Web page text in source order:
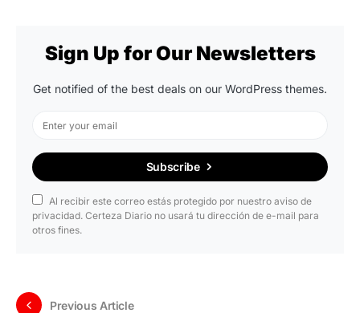
Sign Up for Our Newsletters
Get notified of the best deals on our WordPress themes.
Subscribe
Al recibir este correo estás protegido por nuestro aviso de
privacidad. Certeza Diario no usará tu dirección de e-mail para
otros fines.
Previous Article